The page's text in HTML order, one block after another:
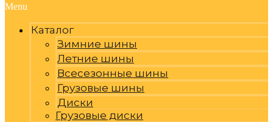
Menu
Каталог
Зимние шины
Летние шины
Всесезонные шины
Грузовые шины
Диски
Грузовые диски